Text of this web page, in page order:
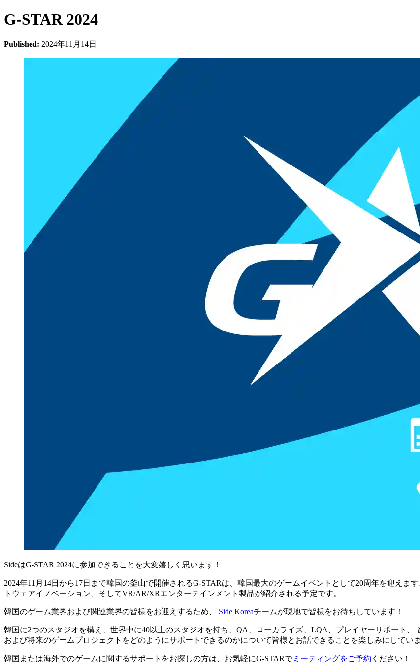
G-STAR 2024
Published: 2024年11月14日
SideはG-STAR 2024に参加できることを大変嬉しく思います！
2024年11月14日から17日まで韓国の釜山で開催されるG-STARは、韓国最大のゲームイベントとして20周年を迎えま
トウェアイノベーション、そしてVR/AR/XRエンターテインメント製品が紹介される予定です。
韓国のゲーム業界および関連業界の皆様をお迎えするため、 Side Koreaチームが現地で皆様をお待ちしています！
韓国に2つのスタジオを構え、世界中に40以上のスタジオを持ち、QA、ローカライズ、LQA、プレイヤーサポート
および将来のゲームプロジェクトをどのようにサポートできるのかについて皆様とお話できることを楽しみにしていま
韓国または海外でのゲームに関するサポートをお探しの方は、お気軽にG-STARでミーティングをご予約 ください！